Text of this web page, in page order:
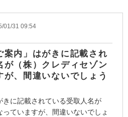
01/31 09:54
案内」はがきに記載され
が（株）クレディセゾン
が、間違いないでしょう
きに記載されている受取人名が
っていますが、間違いないでしょ